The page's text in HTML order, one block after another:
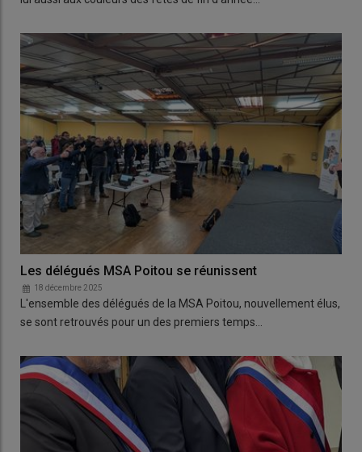
Les délégués MSA Poitou se réunissent
18 décembre 2025
L'ensemble des délégués de la MSA Poitou, nouvellement élus,
se sont retrouvés pour un des premiers temps…